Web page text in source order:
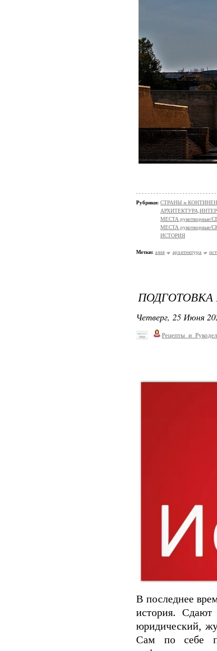
Рубрики: СТРАНЫ и
МЕСТА
МЕСТА
ИСТОРИЯ
Метки: азия архитектура
Четверг, 25 Июня
В последнее
история.
юридический,
Сам по себе